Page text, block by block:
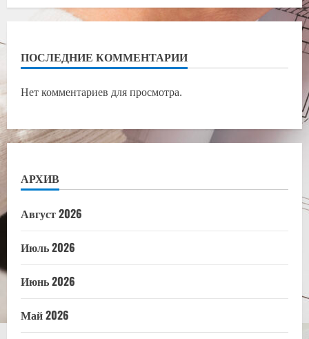
ПОСЛЕДНИЕ КОММЕНТАРИИ
Нет комментариев для просмотра.
АРХИВ
Август 2026
Июль 2026
Июнь 2026
Май 2026